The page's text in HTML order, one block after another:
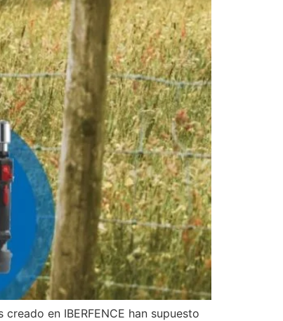
en IBERFENCE han supuesto